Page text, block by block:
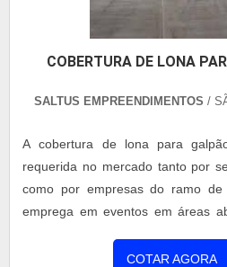
COBERTURA DE LONA
SALTUS EMPREENDIMENTOS /
A cobertura de lona para
requerida no mercado tanto por
como por empresas do ramo
emprega em eventos em áreas
modalidades de superfície,
COTAR AGORA